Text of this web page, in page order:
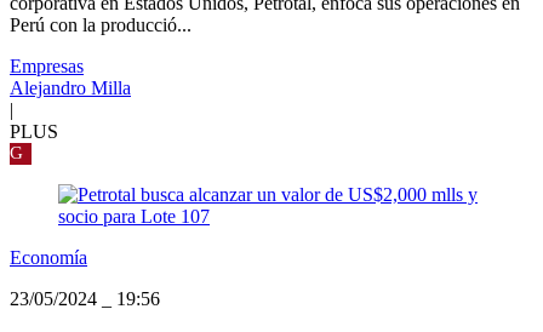
Perú con la producció...
Empresas
Alejandro Milla
|
PLUS
G
Economía
23/05/2024
19:56